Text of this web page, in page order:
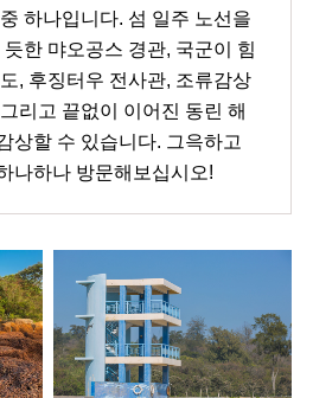
하나입니다. 섬 일주 노선을
한 먀오공스 경관, 국군이 힘
, 후징터우 전사관, 조류감상
리고 끝없이 이어진 동린 해
상할 수 있습니다. 그윽하고
나하나 방문해보십시오!